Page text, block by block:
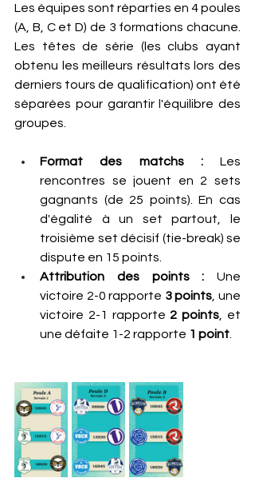
Les équipes sont réparties en 4 poules
(A, B, C et D) de 3 formations chacune.
Les têtes de série (les clubs ayant
obtenu les meilleurs résultats lors des
derniers tours de qualification) ont été
séparées pour garantir l'équilibre des
groupes.
Format des matchs : Les
rencontres se jouent en 2 sets
gagnants (de 25 points). En cas
d'égalité à un set partout, le
troisième set décisif (tie-break) se
dispute en 15 points.
Attribution des points : Une
victoire 2-0 rapporte 3 points , une
victoire 2-1 rapporte 2 points , et
une défaite 1-2 rapporte 1 point